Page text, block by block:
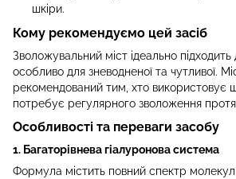
шкіри.
Кому рекомендуємо цей засіб
Зволожувальний міст ідеально підходить
особливо для зневодненої та чутливої.
рекомендований тим, хто використовує
потребує регулярного зволоження
Особливості та переваги засобу
1. Багаторівнева гіалуронова система
Формула містить повний спектр молекул